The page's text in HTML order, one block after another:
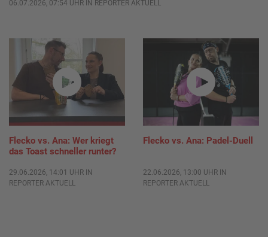
06.07.2026, 07:54 UHR IN REPORTER AKTUELL
Flecko vs. Ana: Wer kriegt
das Toast schneller runter?
29.06.2026, 14:01 UHR IN
REPORTER AKTUELL
Flecko vs. Ana: Padel-Duell
22.06.2026, 13:00 UHR IN
REPORTER AKTUELL